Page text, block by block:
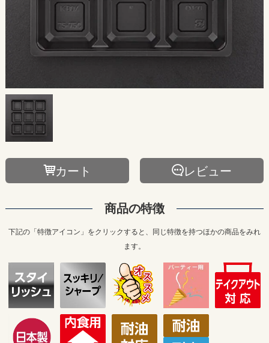
カート レビュー
商品の特徴
下記の「特徴アイコン」をクリックすると、同じ特徴を持つほかの商品をみれ
ます。